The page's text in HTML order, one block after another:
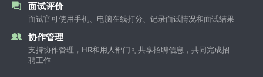
面试评价
面试官可使用手机、电脑在线打分、记录面试情况和面试结果
协作管理
支持协作管理，HR和用人部门可共享招聘信息，共同完成招
聘工作